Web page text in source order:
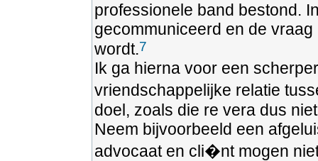
professionele band bestond.
gecommuniceerd en de
wordt.7
Ik ga hierna voor een
vriendschappelijke relatie
doel, zoals die re vera dus
Neem bijvoorbeeld een
advocaat en cli�nt mogen